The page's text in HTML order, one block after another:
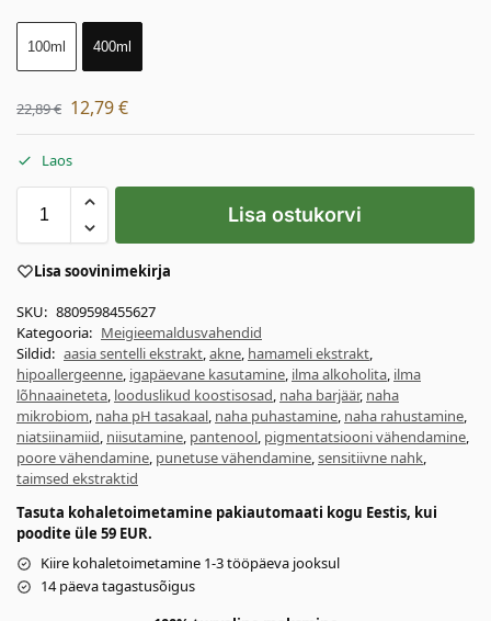
100ml 400ml
22,89€ 12,79€
Laos
Lisa ostukorvi
Lisa soovinimekirja
SKU: 8809598455627
Kategooria: Meigieemaldusvahendid
Sildid: aasia sentelli ekstrakt,akne, hamameli ekstrakt,
hipoallergeenne, igapäevane kasutamine, ilma alkoholita, ilma
lõhnaaineteta, looduslikud koostisosad, naha barjäär, naha
mikrobiom, naha pH tasakaal, naha puhastamine, naha rahustamine,
niatsiinamiid, niisutamine, pantenool, pigmentatsiooni vähendamine,
poore vähendamine, punetuse vähendamine,sensitiivne nahk,
taimsed ekstraktid
Tasuta kohaletoimetamine pakiautomaati kogu Eestis, kui
poodite üle 59 EUR.
Kiire kohaletoimetamine 1-3 tööpäeva jooksul
14 päeva tagastusõigus